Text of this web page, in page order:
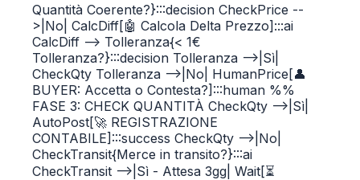
Quantità Coerente?}:::decision CheckPrice --
>|No| CalcDiff[🤖 Calcola Delta Prezzo]:::ai
CalcDiff --> Tolleranza{< 1€
Tolleranza?}:::decision Tolleranza -->|Sì|
CheckQty Tolleranza -->|No| HumanPrice[👤
BUYER: Accetta o Contesta?]:::human %%
FASE 3: CHECK QUANTITÀ CheckQty -->|Sì|
AutoPost[🚀 REGISTRAZIONE
CONTABILE]:::success CheckQty -->|No|
CheckTransit{Merce in transito?}:::ai
CheckTransit -->|Sì - Attesa 3gg| Wait[⏳